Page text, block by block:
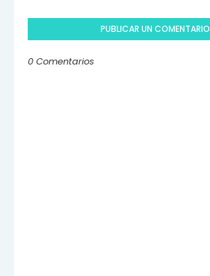
PUBLICAR UN COMENTARIO
0 Comentarios